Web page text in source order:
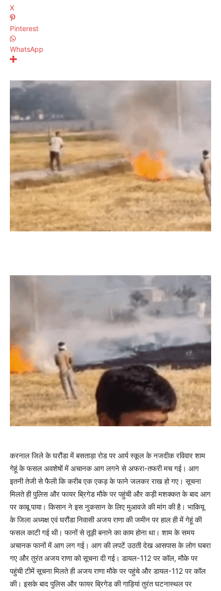
X
Pinterest
WhatsApp
करनाल जिले के घरौंडा में बसताड़ा रोड पर आर्य स्कूल के नजदीक रविवार शाम
गेहूं के फसल अवशेषों में अचानक आग लगने से अफरा-तफरी मच गई। आग
इतनी तेजी से फैली कि करीब एक एकड़ के फाने जलकर राख हो गए। सूचना
मिलते ही पुलिस और फायर ब्रिगेड मौके पर पहुंची और कड़ी मशक्कत के बाद आग
पर काबू पाया। किसान ने इस नुकसान के लिए मुआवजे की मांग की है। भाकियू
के जिला अध्यक्ष एवं घरौंडा निवासी अजय राणा की जमीन पर हाल ही में गेहूं की
फसल काटी गई थी। फानों से तूड़ी बनाने का काम होना था। शाम के समय
अचानक फानों में आग लग गई। आग की लपटें उठती देख आसपास के लोग घबरा
गए और तुरंत अजय राणा को सूचना दी गई। डायल-112 पर कॉल, मौके पर
पहुंची टीमें सूचना मिलते ही अजय राणा मौके पर पहुंचे और डायल-112 पर कॉल
की। इसके बाद पुलिस और फायर ब्रिगेड की गाड़ियां तुरंत घटनास्थल पर